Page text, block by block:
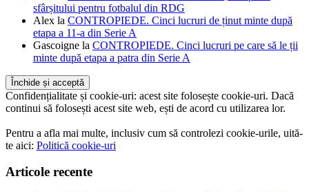
sfârșitului pentru fotbalul din RDG
Alex la CONTROPIEDE. Cinci lucruri de ținut minte după
etapa a 11-a din Serie A
Gascoigne la CONTROPIEDE. Cinci lucruri pe care să le ții
minte după etapa a patra din Serie A
Confidențialitate și cookie-uri: acest site folosește cookie-uri. Dacă
continui să folosești acest site web, ești de acord cu utilizarea lor.
Pentru a afla mai multe, inclusiv cum să controlezi cookie-urile, uită-
te aici: Politică cookie-uri
Articole recente